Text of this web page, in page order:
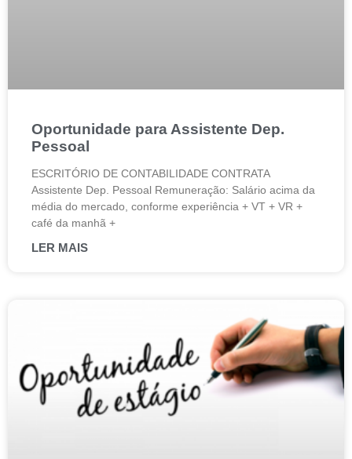
Oportunidade para Assistente Dep.
Pessoal
ESCRITÓRIO DE CONTABILIDADE CONTRATA
Assistente Dep. Pessoal Remuneração: Salário acima da
média do mercado, conforme experiência + VT + VR +
café da manhã +
LER MAIS